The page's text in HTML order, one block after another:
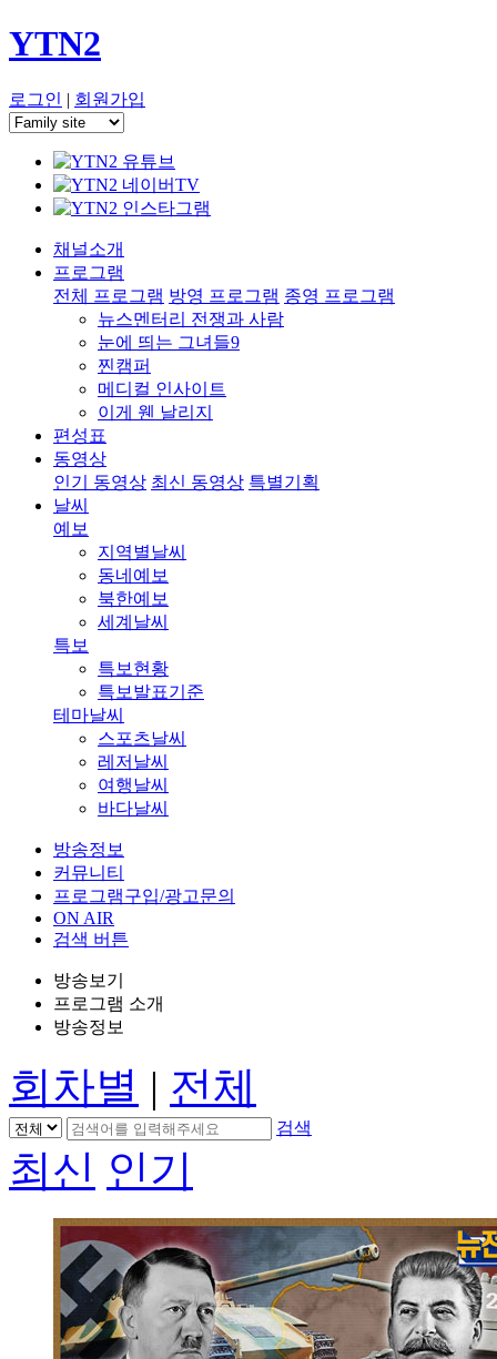
YTN2
로그인 | 회원가입
채널소개
프로그램
전체 프로그램 방영 프로그램 종영 프로그램
뉴스멘터리 전쟁과 사람
눈에 띄는 그녀들9
찐캠퍼
메디컬 인사이트
이게 웬 날리지
편성표
동영상
인기 동영상 최신 동영상 특별기획
날씨
예보
지역별날씨
동네예보
북한예보
세계날씨
특보
특보현황
특보발표기준
테마날씨
스포츠날씨
레저날씨
여행날씨
바다날씨
방송정보
커뮤니티
프로그램구입/광고문의
ON AIR
검색 버튼
방송보기
프로그램 소개
방송정보
회차별 | 전체
검색
최신 인기